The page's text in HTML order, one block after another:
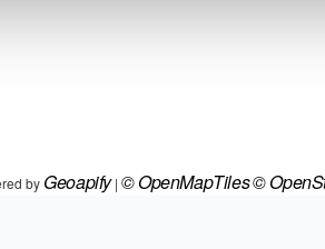
by Geoapify| © OpenMapTiles©